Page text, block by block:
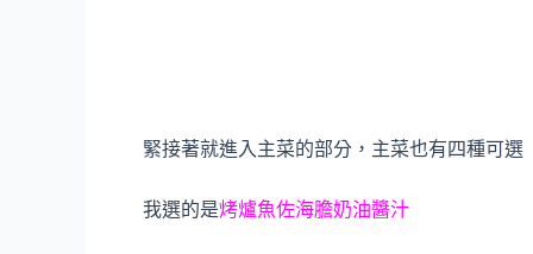
緊接著就進入主菜的部分，主菜也有四種可選
我選的是烤爐魚佐海膽奶油醬汁